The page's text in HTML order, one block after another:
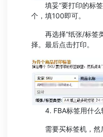
填妥“要打印的标签
个，填100即可。
再选择“纸张/标签类
择。最后点击打印。
4. FBA标签用什么
需要买标签机，然